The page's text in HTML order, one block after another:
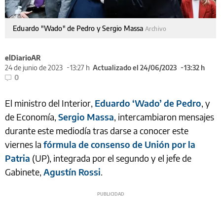
Eduardo "Wado" de Pedro y Sergio Massa Archivo
elDiarioAR
24 de junio de 2023
13:27 h Actualizado el 24/06/2023
13:32 h
0
El ministro del Interior, Eduardo ‘Wado’ de Pedro, y
de Economía, Sergio Massa, intercambiaron mensajes
durante este mediodía tras darse a conocer este
viernes la fórmula de consenso de Unión por la
Patria (UP), integrada por el segundo y el jefe de
Gabinete, Agustín Rossi.